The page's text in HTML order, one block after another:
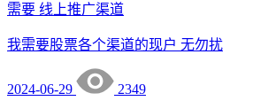
需要 线上推广渠道
我需要股票各个渠道的现户 无勿扰
2024-06-29
2349